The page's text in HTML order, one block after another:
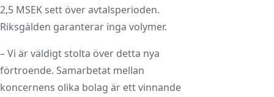
2,5 MSEK sett över avtalsperioden.
Riksgälden garanterar inga volymer.
– Vi är väldigt stolta över detta nya
förtroende. Samarbetat mellan
koncernens olika bolag är ett vinnande